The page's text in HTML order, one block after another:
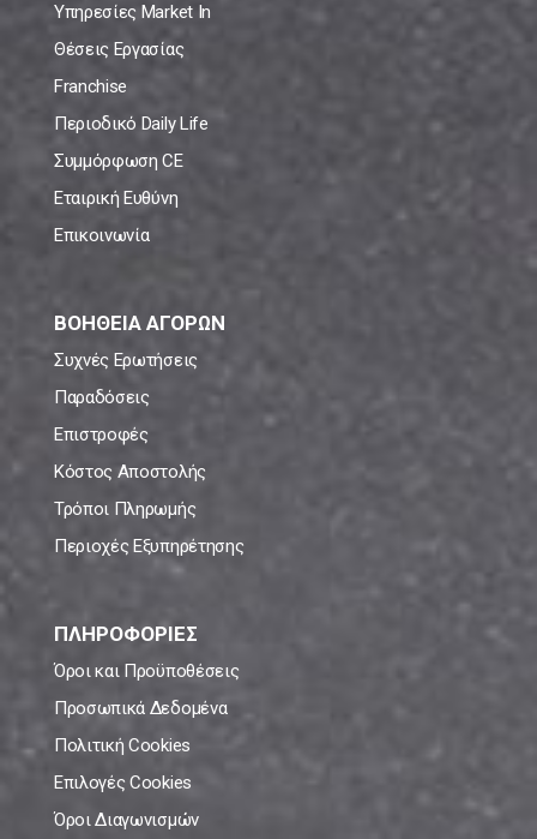
Υπηρεσίες Market In
Θέσεις Εργασίας
Franchise
Περιοδικό Daily Life
Συμμόρφωση CE
Εταιρική Ευθύνη
Επικοινωνία
ΒΟΗΘΕΙΑ ΑΓΟΡΩΝ
Συχνές Ερωτήσεις
Παραδόσεις
Επιστροφές
Κόστος Αποστολής
Τρόποι Πληρωμής
Περιοχές Εξυπηρέτησης
ΠΛΗΡΟΦΟΡΙΕΣ
Όροι και Προϋποθέσεις
Προσωπικά Δεδομένα
Πολιτική Cookies
Επιλογές Cookies
Όροι Διαγωνισμών